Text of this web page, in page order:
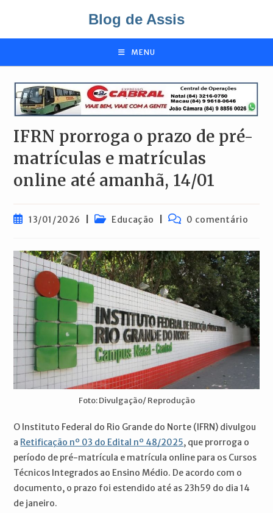
o
Blog de Assis
MENU
IFRN prorroga o prazo de pré-
matrículas e matrículas
online até amanhã, 14/01
Post13/01/2026
Categoria
Educação
Comentários
0 comentário
Foto: Divulgação/ Reprodução
O Instituto Federal do Rio Grande do Norte (IFRN) divulgou
a Retificação nº 03 do Edital nº 48/2025, que prorroga o
período de pré-matrícula e matrícula online para os Cursos
Técnicos Integrados ao Ensino Médio. De acordo com o
documento, o prazo foi estendido até as 23h59 do dia 14
de janeiro.